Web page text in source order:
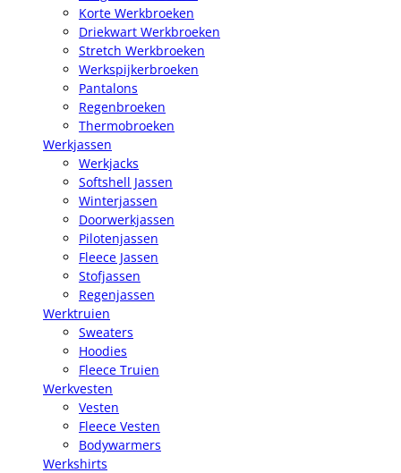
Korte Werkbroeken
Driekwart Werkbroeken
Stretch Werkbroeken
Werkspijkerbroeken
Pantalons
Regenbroeken
Thermobroeken
Werkjassen
Werkjacks
Softshell Jassen
Winterjassen
Doorwerkjassen
Pilotenjassen
Fleece Jassen
Stofjassen
Regenjassen
Werktruien
Sweaters
Hoodies
Fleece Truien
Werkvesten
Vesten
Fleece Vesten
Bodywarmers
Werkshirts